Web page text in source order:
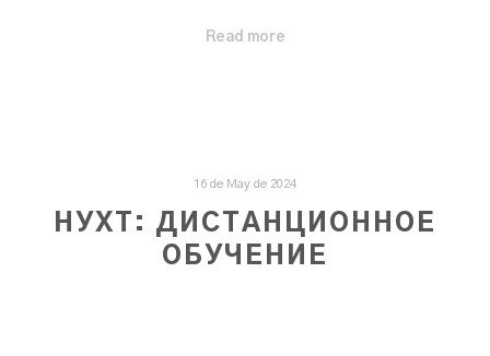
Read more
16 de May de 2024
НУХТ: ДИСТАНЦИОННОЕ
ОБУЧЕНИЕ